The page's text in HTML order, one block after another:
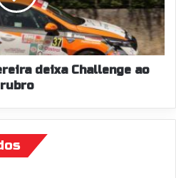
deixa Challenge ao
rubro